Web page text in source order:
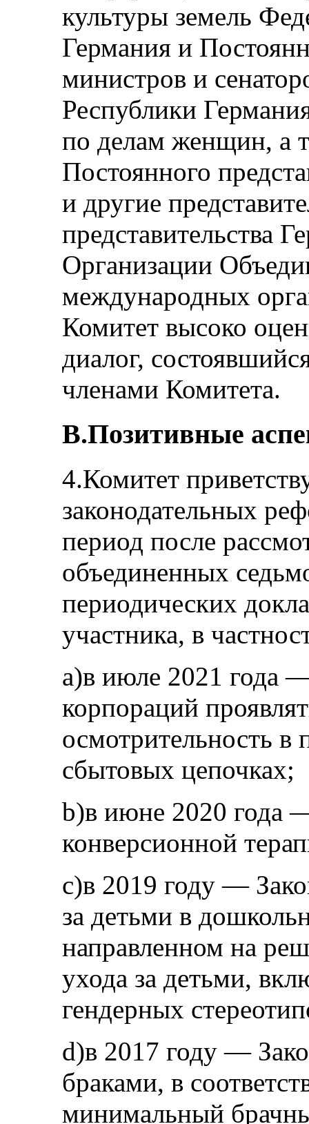
культуры земель
Германия и
министров и
Республики
по делам женщин, а
Постоянного
и другие
представительства
Организации
международных
Комитет высоко
диалог,
членами Комитета.
B.Позитивные
4.Комитет
законодательных
период после
объединенных
периодических
участника, в
a)в июле 2021 года —
корпораций
осмотрительность в
сбытовых цепочках;
b)в июне 2020 года
конверсионной
c)в 2019 году —
за детьми в
направленном на
ухода за детьми,
гендерных
d)в 2017 году —
браками, в
минимальный